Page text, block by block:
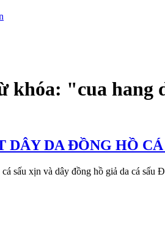
khóa: "cua hang
DÂY DA ĐỒNG HỒ
sấu xịn và dây đồng hồ giả da cá